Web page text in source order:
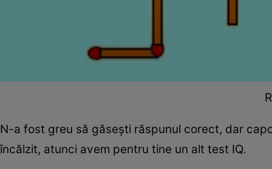
N-a fost greu să găsești răspunul corect, dar
încălzit, atunci avem pentru tine un alt test IQ.